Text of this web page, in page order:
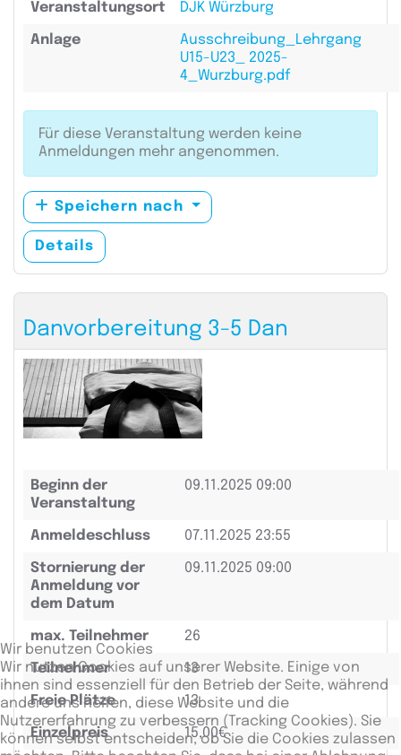
Veranstaltungsort DJK Würzburg
Anlage
Ausschreibung_Lehrgang
U15-U23_ 2025-
4_Wurzburg.pdf
Für diese Veranstaltung werden keine
Anmeldungen mehr angenommen.
Speichern nach
Details
Danvorbereitung 3-5 Dan
Beginn der
Veranstaltung
09.11.2025 09:00
Anmeldeschluss 07.11.2025 23:55
Stornierung der
Anmeldung vor
dem Datum
09.11.2025 09:00
max. Teilnehmer 26
Teilnehmer 13
Freie Plätze 13
Einzelpreis 15,00€
Wir benutzen Cookies
Wir nutzen Cookies auf unserer Website. Einige von
ihnen sind essenziell für den Betrieb der Seite, während
andere uns helfen, diese Website und die
Nutzererfahrung zu verbessern (Tracking Cookies). Sie
können selbst entscheiden, ob Sie die Cookies zulassen